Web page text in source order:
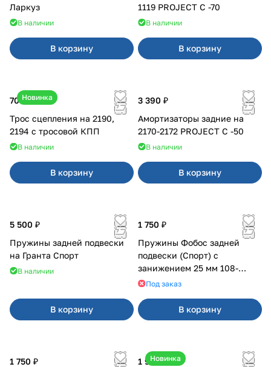
Ларкуз
В наличии
В корзину
1119 PROJECT С -70
В наличии
В корзину
Новинка
700 ₽
Трос сцепления на 2190,
2194 с тросовой КПП
В наличии
В корзину
3 390 ₽
Амортизаторы задние на
2170-2172 PROJECT С -50
В наличии
В корзину
5 500 ₽
Пружины задней подвески
на Гранта Спорт
В наличии
В корзину
1 750 ₽
Пружины Фобос задней
подвески (Спорт) с
занижением 25 мм 108-
21099, 2113-2115
Под заказ
В корзину
1 750 ₽
Новинка
1 900 ₽